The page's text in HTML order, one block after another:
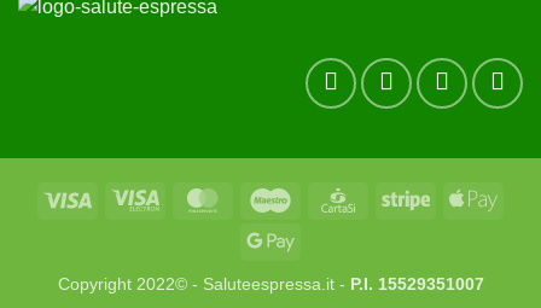
Visa
Visa
MasterCardMaestro CartaSi Stripe
Apple
Google
Copyright 2022© - Saluteespressa.it - P.I. 15529351007